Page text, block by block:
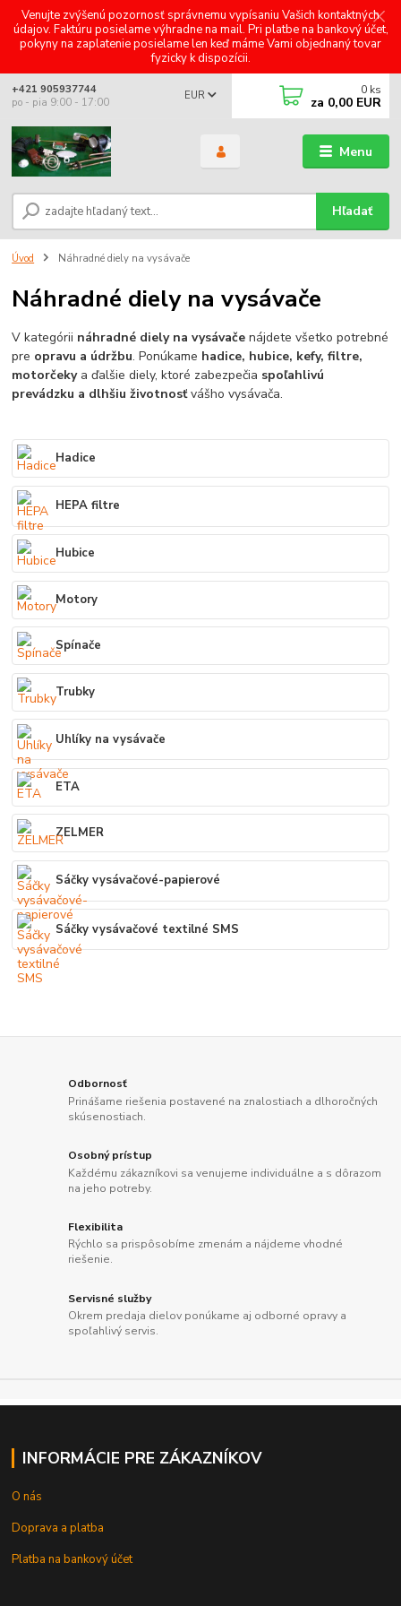
Venujte zvýšenú pozornosť správnemu vypísaniu Vašich kontaktných
údajov. Faktúru posielame výhradne na mail. Pri platbe na bankový účet,
pokyny na zaplatenie posielame len keď máme Vami objednaný tovar
fyzicky k dispozícii.
Menu
EUR
Hľadať
+421 905937744
po - pia 9:00 - 17:00
0 ks
za 0,00 EUR
Úvod Náhradné diely na vysávače
Náhradné diely na vysávače
V kategórii náhradné diely na vysávače nájdete všetko potrebné
pre opravu a údržbu. Ponúkame hadice, hubice, kefy, filtre,
motorčekya ďalšie diely, ktoré zabezpečia spoľahlivú
prevádzku a dlhšiu životnosťvášho vysávača.
Hadice
HEPA filtre
Hubice
Motory
Spínače
Trubky
Uhlíky na vysávače
ETA
ZELMER
Sáčky vysávačové-papierové
Sáčky vysávačové textilné SMS
Odbornosť
Prinášame riešenia postavené na znalostiach a dlhoročných
skúsenostiach.
Osobný prístup
Každému zákazníkovi sa venujeme individuálne a s dôrazom
na jeho potreby.
Flexibilita
Rýchlo sa prispôsobíme zmenám a nájdeme vhodné
riešenie.
Servisné služby
Okrem predaja dielov ponúkame aj odborné opravy a
spoľahlivý servis.
INFORMÁCIE PRE ZÁKAZNÍKOV
O nás
Doprava a platba
Platba na bankový účet